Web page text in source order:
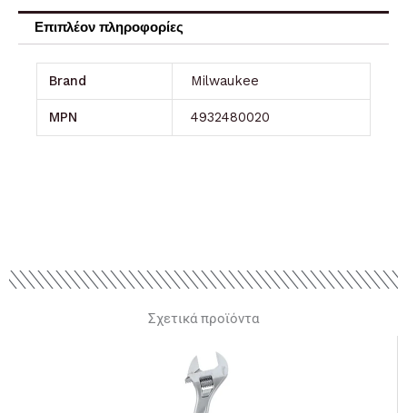
Επιπλέον πληροφορίες
Brand Milwaukee
MPN 4932480020
Σχετικά προϊόντα